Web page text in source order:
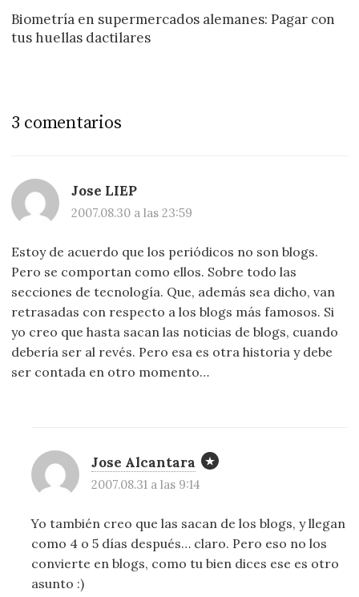
Biometría en supermercados alemanes: Pagar con
tus huellas dactilares
3 comentarios
Jose LIEP
2007.08.30 a las 23:59
Estoy de acuerdo que los periódicos no son blogs.
Pero se comportan como ellos. Sobre todo las
secciones de tecnología. Que, además sea dicho, van
retrasadas con respecto a los blogs más famosos. Si
yo creo que hasta sacan las noticias de blogs, cuando
debería ser al revés. Pero esa es otra historia y debe
ser contada en otro momento…
Jose Alcantara
2007.08.31 a las 9:14
Yo también creo que las sacan de los blogs, y llegan
como 4 o 5 días después… claro. Pero eso no los
convierte en blogs, como tu bien dices ese es otro
asunto :)